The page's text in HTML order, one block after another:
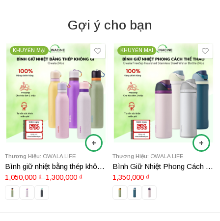
Gợi ý cho bạn
KHUYẾN MẠI
Thương Hiệu: OWALA LIFE
Bình giữ nhiệt bằng thép không gỉ Owala 24oz
1,050,000 ₫–1,300,000 ₫
KHUYẾN MẠI
Thương Hiệu: OWALA LIFE
Bình Giữ Nhiệt Phong Cách Thể Thao Owala FreeSip Insulated Stainless Steel Water Bottle 24oz
1,350,000 ₫